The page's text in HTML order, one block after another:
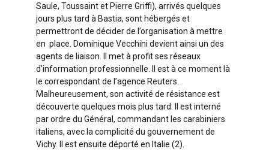
Saule, Toussaint et Pierre Griffi), arrivés quelques
jours plus tard à Bastia, sont hébergés et
permettront de décider de l’organisation à mettre
en place. Dominique Vecchini devient ainsi un des
agents de liaison. Il met à profit ses réseaux
d’information professionnelle. Il est à ce moment là
le correspondant de l’agence Reuters.
Malheureusement, son activité de résistance est
découverte quelques mois plus tard. Il est interné
par ordre du Général, commandant les carabiniers
italiens, avec la complicité du gouvernement de
Vichy. Il est ensuite déporté en Italie (2).